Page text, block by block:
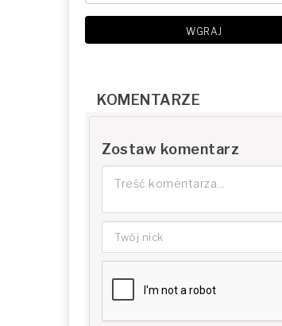
WGRAJ
KOMENTARZE
Zostaw komentarz